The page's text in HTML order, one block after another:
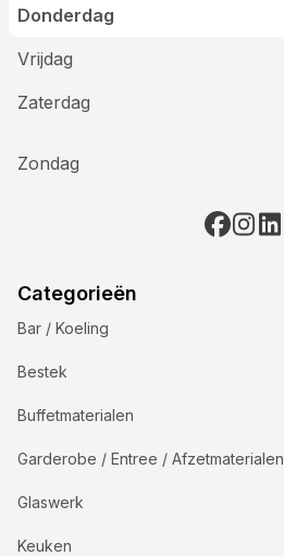
Donderdag
Vrijdag
Zaterdag
Zondag
Categorieën
Bar / Koeling
Bestek
Buffetmaterialen
Garderobe / Entree / Afzetmaterialen
Glaswerk
Keuken